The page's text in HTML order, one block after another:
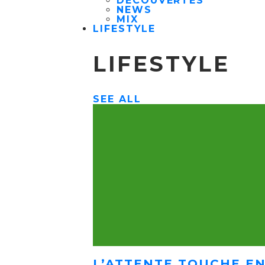
NEWS
MIX
LIFESTYLE
LIFESTYLE
SEE ALL